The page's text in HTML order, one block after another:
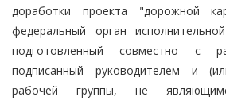
доработки проекта "дорожной
федеральный орган
подготовленный совместно с
подписанный руководителем и
рабочей группы, не